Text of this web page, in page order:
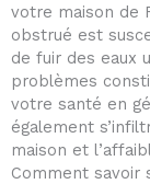
votre maison de
obstrué est
de fuir des eaux
problèmes
votre santé en
également
maison et
Comment savoir